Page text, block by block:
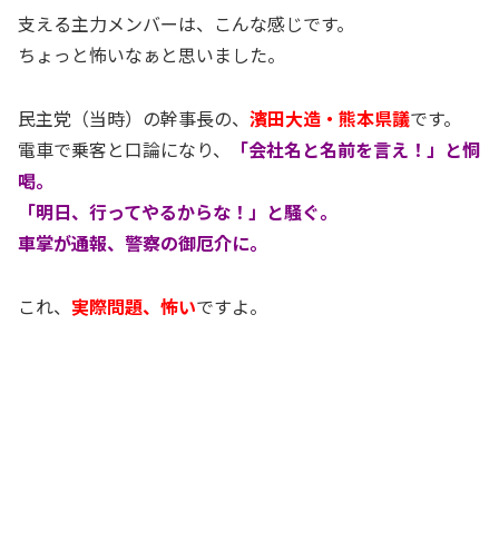
支える主力メンバーは、こんな感じです。
ちょっと怖いなぁと思いました。
民主党（当時）の幹事長の、 濱田大造・熊本県議です。
電車で乗客と口論になり、
「会社名と名前を言え！」と恫
喝。
「明日、行ってやるからな！」と騒ぐ。
車掌が通報、警察の御厄介に。
これ、 実際問題、怖いですよ。